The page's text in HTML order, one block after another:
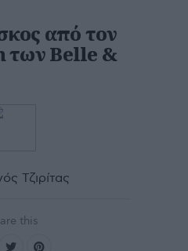
από τον
των Belle &
Τζιρίτας
this